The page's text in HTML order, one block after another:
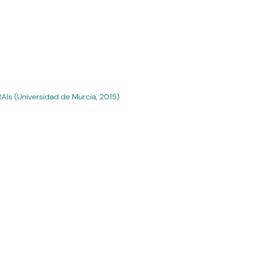
(Universidad de Murcia, 2015)